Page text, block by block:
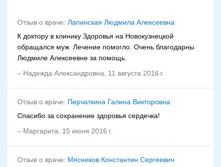
Отзыв о враче: Лапинская Людмила Алексеевна
К доктору в клинику Здоровья на Новокузнецкой
обращался муж. Лечение помогло. Очень благодарны
Людмиле Алексеевне за помощь.
– Надежда Александровна 11 августа 2016 г.
Отзыв о враче: Перчаткина Галина Викторовна
Спасибо за сохранение здоровья сердечка!
– Маргарита 15 июня 2016 г.
Отзыв о враче: Мясников Константин Сергеевич